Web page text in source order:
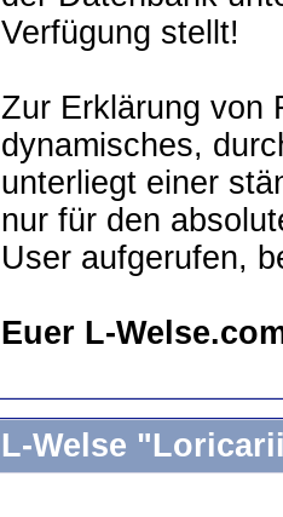
Verfügung stellt!
Zur Erklärung von
dynamisches,
unterliegt einer
nur für den
User aufgerufen,
Euer L-
L-Welse